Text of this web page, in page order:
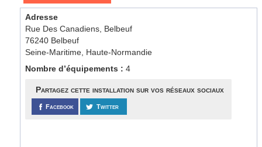
Adresse
Rue Des Canadiens, Belbeuf
76240 Belbeuf
Seine-Maritime, Haute-Normandie
Nombre d’équipements :4
Partagez cette installation sur vos réseaux sociaux
Facebook Twitter